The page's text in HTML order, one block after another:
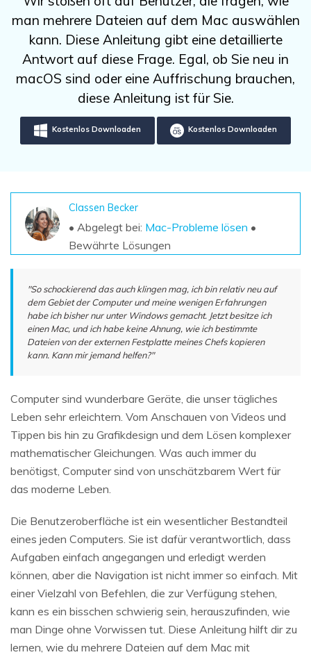
Unbegrenzte Daten vom Mac-System
wiederherstellen
Kostenlos Testen
Recoverit kostenlos
Verlorene/gel?schte Daten kostenlos
wiederherstellen
Weitere Produkte
UBackit - Datensicherung
Datenverlust-Szenarien
ALLE FUNKTIONEN ENTDECKEN
Sign In
search
man mehrere Dateien auf dem Mac auswählen
kann. Diese Anleitung gibt eine detaillierte
Antwort auf diese Frage. Egal, ob Sie neu in
macOS sind oder eine Auffrischung brauchen,
diese Anleitung ist für Sie.
Kostenlos Downloaden Kostenlos Downloaden
Classen Becker
• Abgelegt bei: Mac-Probleme lösen •
Bewährte Lösungen
"So schockierend das auch klingen mag, ich bin relativ neu auf
dem Gebiet der Computer und meine wenigen Erfahrungen
habe ich bisher nur unter Windows gemacht. Jetzt besitze ich
einen Mac, und ich habe keine Ahnung, wie ich bestimmte
Dateien von der externen Festplatte meines Chefs kopieren
kann. Kann mir jemand helfen?"
Computer sind wunderbare Geräte, die unser tägliches
Leben sehr erleichtern. Vom Anschauen von Videos und
Tippen bis hin zu Grafikdesign und dem Lösen komplexer
mathematischer Gleichungen. Was auch immer du
benötigst, Computer sind von unschätzbarem Wert für
das moderne Leben.
Die Benutzeroberfläche ist ein wesentlicher Bestandteil
eines jeden Computers. Sie ist dafür verantwortlich, dass
Aufgaben einfach angegangen und erledigt werden
können, aber die Navigation ist nicht immer so einfach. Mit
einer Vielzahl von Befehlen, die zur Verfügung stehen,
kann es ein bisschen schwierig sein, herauszufinden, wie
man Dinge ohne Vorwissen tut. Diese Anleitung hilft dir zu
lernen, wie du mehrere Dateien auf dem Mac mit